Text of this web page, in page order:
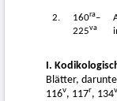
2. 160ra–
225va
I.
Blätter,
116v, 117r, 134v